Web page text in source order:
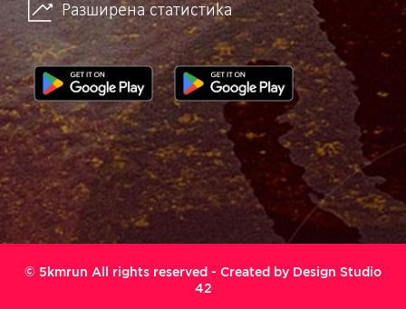
Разширена статистика
© 5kmrun All rights reserved - Created by Design Studio
42